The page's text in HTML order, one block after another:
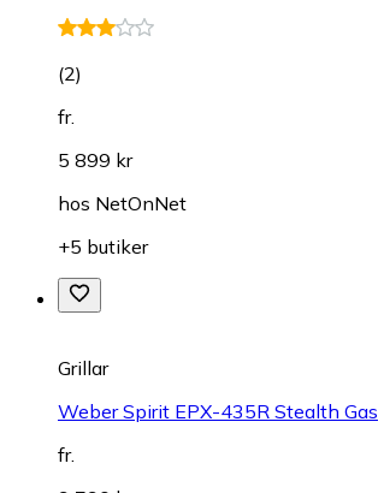
(2)
fr.
5 899 kr
hos NetOnNet
+5 butiker
Grillar
Weber Spirit EPX-435R Stealth Gas
fr.